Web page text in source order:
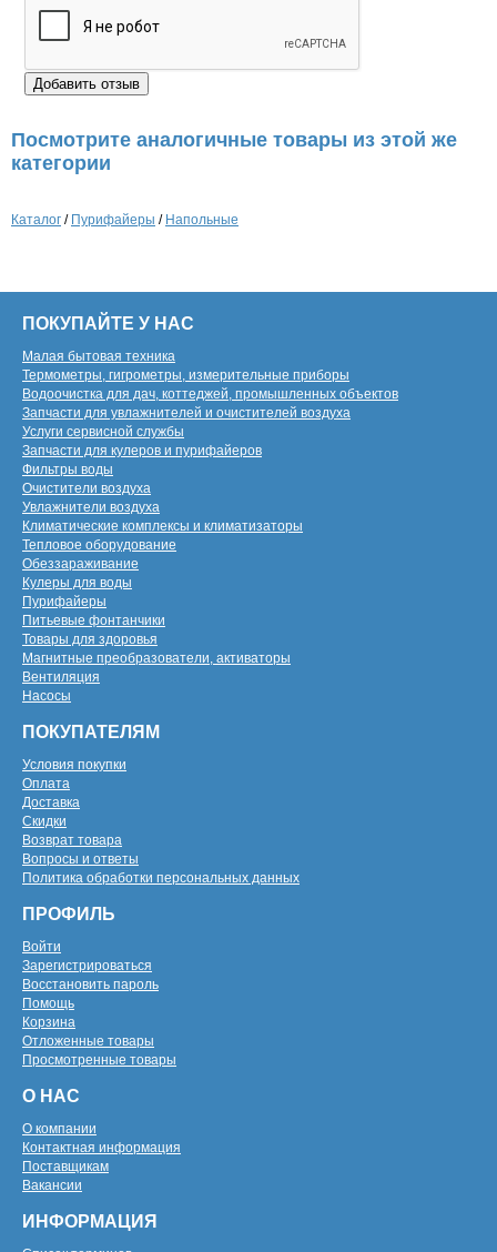
Посмотрите аналогичные товары из этой же
категории
Каталог / Пурифайеры / Напольные
ПОКУПАЙТЕ У НАС
Малая бытовая техника
Термометры, гигрометры, измерительные приборы
Водоочистка для дач, коттеджей, промышленных объектов
Запчасти для увлажнителей и очистителей воздуха
Услуги сервисной службы
Запчасти для кулеров и пурифайеров
Фильтры воды
Очистители воздуха
Увлажнители воздуха
Климатические комплексы и климатизаторы
Тепловое оборудование
Обеззараживание
Кулеры для воды
Пурифайеры
Питьевые фонтанчики
Товары для здоровья
Магнитные преобразователи, активаторы
Вентиляция
Насосы
ПОКУПАТЕЛЯМ
Условия покупки
Оплата
Доставка
Скидки
Возврат товара
Вопросы и ответы
Политика обработки персональных данных
ПРОФИЛЬ
Войти
Зарегистрироваться
Восстановить пароль
Помощь
Корзина
Отложенные товары
Просмотренные товары
О НАС
О компании
Контактная информация
Поставщикам
Вакансии
ИНФОРМАЦИЯ